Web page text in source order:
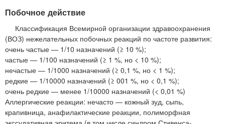
Побочное действие
Классификация Всемирной организации здравоохранения
(ВОЗ) нежелательных побочных реакций по частоте развития:
очень частые — 1/10 назначений (≥ 10 %);
частые — 1/100 назначений (≥ 1 %, но < 10 %);
нечастые — 1/1000 назначений (≥ 0,1 %, но < 1 %);
редкие — 1/10000 назначений (≥ 001 %, но < 0,1 %);
очень редкие — менее 1/10000 назначений (< 0,01 %)
Аллергические реакции: нечасто — кожный зуд, сыпь,
крапивница, анафилактические реакции, полиморфная